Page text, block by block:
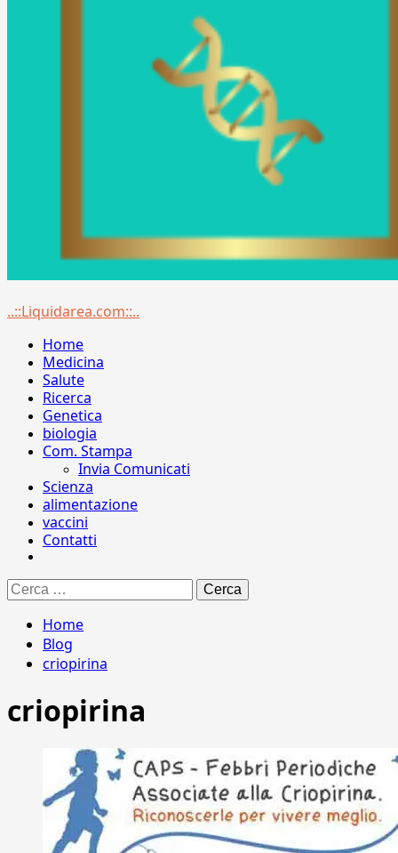
Menu
..::Liquidarea.com::..
Home
Medicina
Salute
Ricerca
Genetica
biologia
Com. Stampa
Invia Comunicati
Scienza
alimentazione
vaccini
Contatti
Ricerca
per:
Home
Blog
criopirina
criopirina